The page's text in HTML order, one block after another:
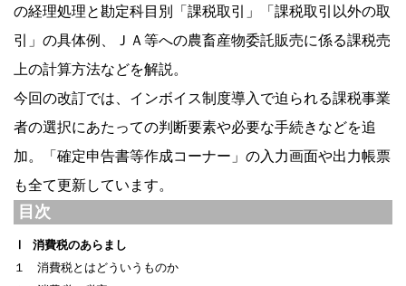
の経理処理と勘定科目別「課税取引」「課税取引以外の取
引」の具体例、ＪＡ等への農畜産物委託販売に係る課税売
上の計算方法などを解説。
今回の改訂では、インボイス制度導入で迫られる課税事業
者の選択にあたっての判断要素や必要な手続きなどを追
加。「確定申告書等作成コーナー」の入力画面や出力帳票
も全て更新しています。
目次
Ⅰ 消費税のあらまし
１ 消費税とはどういうものか